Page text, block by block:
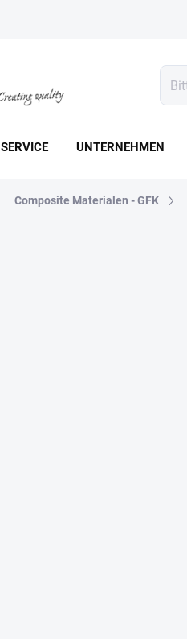
SERVICE UNTERNEHMEN
Composite Materialen - GFK